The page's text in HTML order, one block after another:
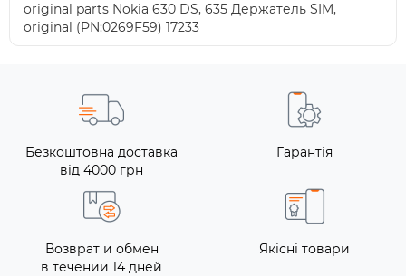
original parts Nokia 630 DS, 635 Держатель SIM,
original (PN:0269F59) 17233
Безкоштовна доставка
від 4000 грн
Гарантія
Возврат и обмен
в течении 14 дней
Якісні товари